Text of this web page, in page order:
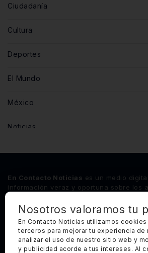
Ciudadanía
Cultura
Deportes
El Mundo
México
Noticias
Querétaro
En Contacto Noticias es un medio
información veraz y oportuna sobre los
principales sucesos nacionales e
Síguenos
Nosotros valoramos tu
En Contacto Noticias utilizamos
terceros para mejorar tu experiencia de
analizar el uso de nuestro sitio web y
y publicidad acorde a tus intereses. Al